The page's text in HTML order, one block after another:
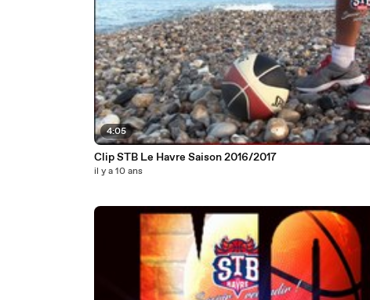
4:05
Clip STB Le Havre Saison 2016/2017
il y a 10 ans